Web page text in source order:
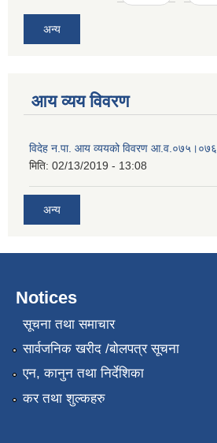
अन्य
आय व्यय विवरण
विदेह न.पा. आय व्ययको विवरण आ.व.०७५।०७६
मिति: 02/13/2019 - 13:08
अन्य
Notices
सूचना तथा समाचार
सार्वजनिक खरीद /बोलपत्र सूचना
एन, कानुन तथा निर्देशिका
कर तथा शुल्कहरु